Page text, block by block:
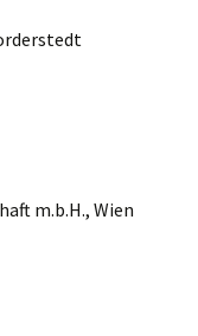
m.b.H., Wien